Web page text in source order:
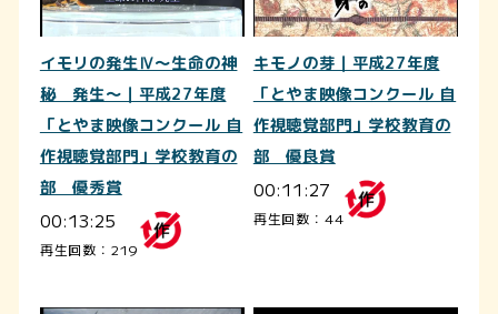
イモリの発生Ⅳ～生命の神
秘 発生～｜平成27年度
「とやま映像コンクール 自
作視聴覚部門」学校教育の
部 優秀賞
00:13:25
再生回数：219
キモノの芽｜平成27年度
「とやま映像コンクール 自
作視聴覚部門」学校教育の
部 優良賞
00:11:27
再生回数：44